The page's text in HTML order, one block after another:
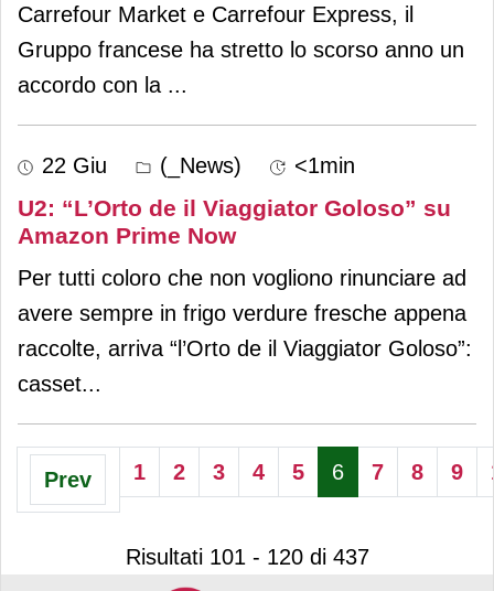
Carrefour Market e Carrefour Express, il
Gruppo francese ha stretto lo scorso anno un
accordo con la ...
22 Giu (_News) <1min
U2: “L’Orto de il Viaggiator Goloso” su
Amazon Prime Now
Per tutti coloro che non vogliono rinunciare ad
avere sempre in frigo verdure fresche appena
raccolte, arriva “l’Orto de il Viaggiator Goloso”:
casset...
Prev 1 2 3 4 5 6 7 8 9
Risultati 101 - 120 di 437